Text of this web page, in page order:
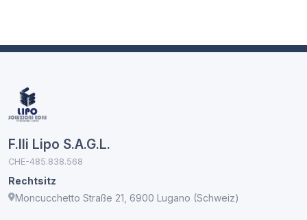
F.lli Lipo S.A.G.L.
CHE-485.838.568
Rechtsitz
Moncucchetto Straße 21, 6900 Lugano (Schweiz)